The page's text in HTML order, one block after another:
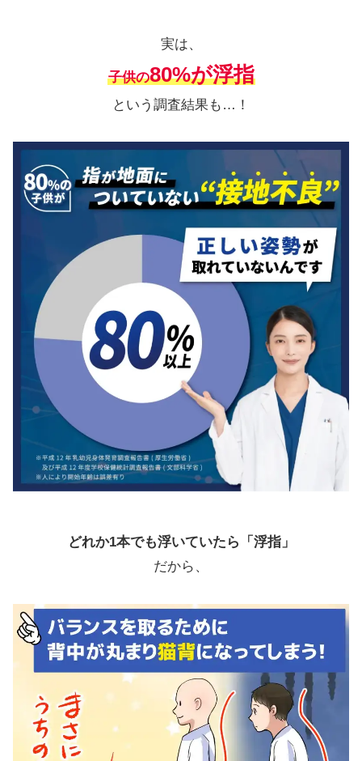
実は、
子供の80%が浮指
という調査結果も…！
どれか1本でも浮いていたら「浮指」
だから、